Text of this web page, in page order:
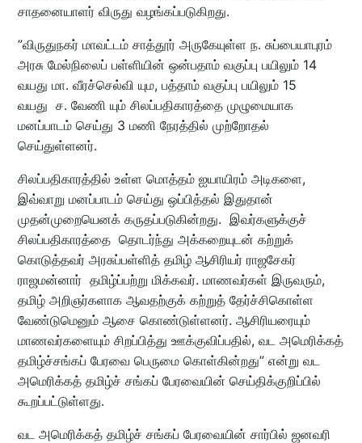
சாதனையாளர் விருது வழங்கப்படுகிறது.
”விருதுநகர் மாவட்டம் சாத்தூர் அருகேயுள்ள ந. சுப்பையாபுரம்
அரசு மேல்நிலைப் பள்ளியின் ஒன்பதாம் வகுப்பு பயிலும் 14
வயது மா. வீரச்செல்வி யும, பத்தாம் வகுப்பு பயிலும் 15
வயது ச. வேணி யும் சிலப்பதிகாரத்தை முழுமையாக
மனப்பாடம் செய்து 3 மணி நேரத்தில் முற்றோதல்
செய்துள்ளனர்.
சிலப்பதிகாரத்தில் உள்ள மொத்தம் ஐயாயிரம் அடிகளை,
இவ்வாறு மனப்பாடம் செய்து ஒப்பித்தல் இதுதான்
முதன்முறையெனக் கருதப்படுகின்றது. இவர்களுக்குச்
சிலப்பதிகாரத்தை தொடர்ந்து அக்கறையுடன் கற்றுக்
கொடுத்தவர் அரசுப்பள்ளித் தமிழ் ஆசிரியர் ராஜசேகர்
ராஜமன்னார் தமிழ்ப்பற்று மிக்கவர். மாணவர்கள் இருவரும்,
தமிழ் அறிஞர்களாக ஆவதற்குக் கற்றுத் தேர்ச்சிகொள்ள
வேண்டுமெனும் ஆசை கொண்டுள்ளனர். ஆசிரியரையும்
மாணவர்களையும் சிறப்பித்து ஊக்குவிப்பதில், வட அமெரிக்கத்
தமிழ்ச்சங்கப் பேரவை பெருமை கொள்கின்றது” என்று வட
அமெரிக்கத் தமிழ்ச் சங்கப் பேரவையின் செய்திக்குறிப்பில்
கூறப்பட்டுள்ளது.
வட அமெரிக்கத் தமிழ்ச் சங்கப் பேரவையின் சார்பில் ஜனவரி